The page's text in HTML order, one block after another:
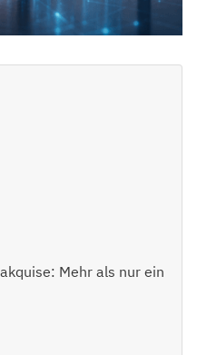
Mehr als nur ein